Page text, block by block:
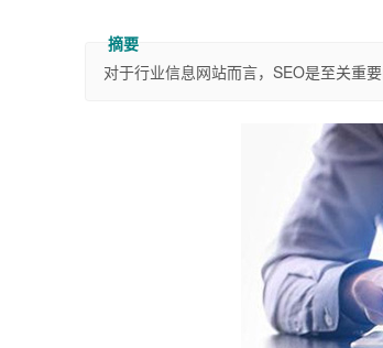
对于行业信息网站而言，SEO是至关重